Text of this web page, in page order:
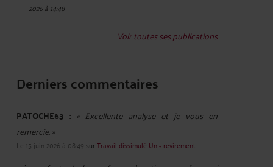
2026 à 14:48
Voir toutes ses publications
Derniers commentaires
PATOCHE63 : « Excellente analyse et je vous en
remercie. »
Le 15 juin 2026 à 08:49 surTravail dissimulé Un « revirement ...